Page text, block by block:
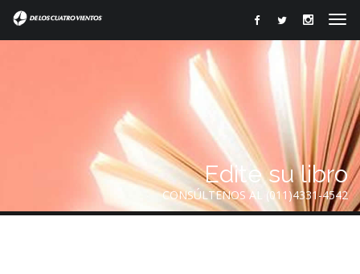
Edite su libro
CONSÚLTENOS AL (011)4331-4542